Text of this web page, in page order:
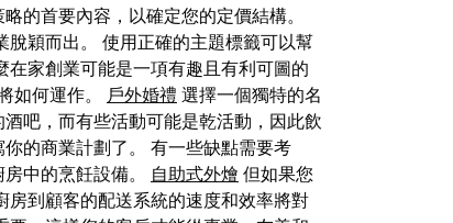
的首要內容，以確定您的定價結構。
穎而出。 使用正確的主題標籤可以幫
家創業可能是一項有趣且有利可圖的
如何運作。 戶外婚禮 選擇一個獨特的名
吧，而有些活動可能是乾活動，因此飲
的商業計劃了。 有一些缺點需要考
中的烹飪設備。
自助式外燴 但如果您
房到顧客的配送系統的速度和效率將對